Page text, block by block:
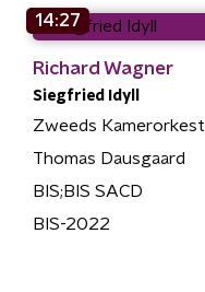
14:27
Richard Wagner
Siegfried Idyll
Zweeds Kamerorkest
Thomas Dausgaard
BIS;BIS SACD
BIS-2022